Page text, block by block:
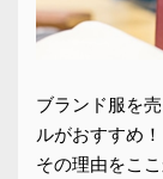
ブランド服を
ルがおすすめ！
その理由をこ